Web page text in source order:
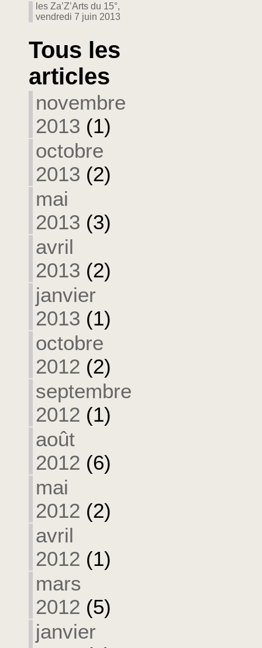
les Za’Z’Arts du 15°,
vendredi 7 juin 2013
Tous les
articles
novembre
2013 (1)
octobre
2013 (2)
mai
2013 (3)
avril
2013 (2)
janvier
2013 (1)
octobre
2012 (2)
septembre
2012 (1)
août
2012 (6)
mai
2012 (2)
avril
2012 (1)
mars
2012 (5)
janvier